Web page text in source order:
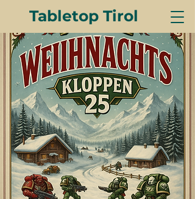
Tabletop Tirol